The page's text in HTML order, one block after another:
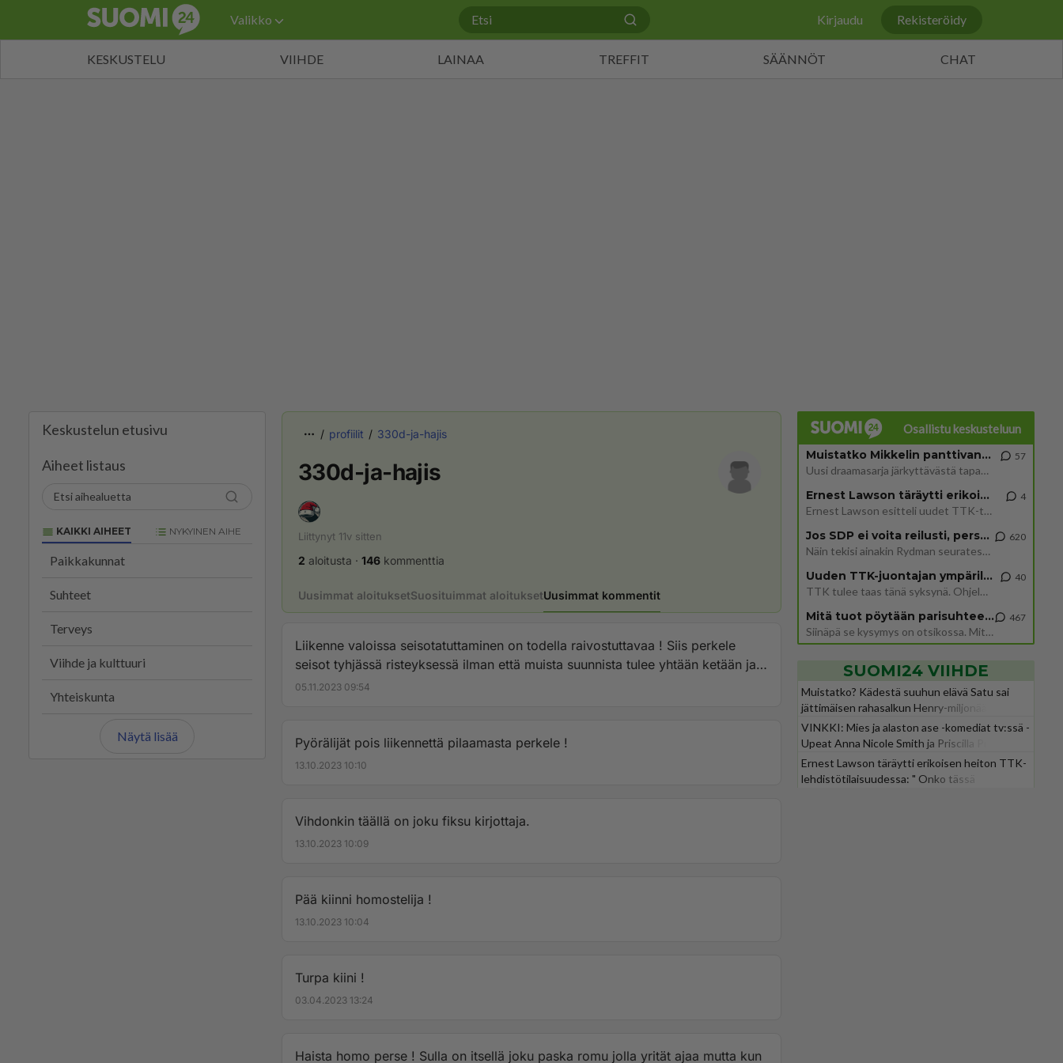
Valikko Kirjaudu Rekisteröidy
KESKUSTELU VIIHDE LAINAA TREFFIT SÄÄNNÖT CHAT
Keskustelun etusivu
Aiheet listaus
KAIKKI AIHEET NYKYINEN AIHE
Paikkakunnat
Suhteet
Terveys
Viihde ja kulttuuri
Yhteiskunta
Näytä lisää
profiilit 330d-ja-hajis
330d-ja-hajis
Liittynyt 11v sitten
2 aloitusta · 146 kommenttia
Uusimmat aloituksetSuosituimmat aloituksetUusimmat kommentit
Liikenne valoissa seisotatuttaminen on todella raivostuttavaa ! Siis perkele
seisot tyhjässä risteyksessä ilman että muista suunnista tulee yhtään ketään ja
hyvin voisit mennä mutta valot on säädety siten perseelteen että muille
missään yhtään ketään jonka mielestä tämä on jotenkin järkevää ja fiksua? Ei
tässä jumalauta ole mitään järkeä perkele ! Pelkkkää kyykytystä byrograattien
05.11.2023 09:54
Pyörälijät pois liikennettä pilaamasta perkele !
13.10.2023 10:10
Vihdonkin täällä on joku fiksu kirjottaja.
13.10.2023 10:09
Pää kiinni homostelija !
13.10.2023 10:04
Turpa kiini !
03.04.2023 13:24
Haista homo perse ! Sulla on itsellä joku paska romu jolla yrität ajaa mutta kun
Osallistu keskusteluun
Muistatko Mikkelin panttivankidraaman?
Uusi draamasarja järkyttävästä tapauksesta on tulossa. Tositapahtumiin perustuva sarja ammentaa vuoden 1986 Mikkelin pan
57
Ernest Lawson täräytti erikoisen heiton TTK-lehdistötilaisuudessa: " Onko tässä tarkoituksena...?"
Ernest Lawson esitteli uudet TTK-tähtioppilaat ja opettajat torstaina 6.8. lehdistölle. Tulevalla kaudella on yksi hausk
4
Jos SDP ei voita reilusti, persut kumoavat demokratian Suomesta
Näin tekisi ainakin Rydman seuratessaan idolinsa Trumpin mallia https://www.is.fi/politiikka/art-2000012187244.html
620
Uuden TTK-juontajan ympärillä epätietoisuus sakenee - Nyt MTV hämmentää soppaa
TTK tulee taas tänä syksynä. Ohjelman uudet tähtioppilaat julkistetaan torstaina 6. elokuuta klo 14 alkavassa lehdistö
40
Mitä tuot pöytään parisuhteessa?
Siinäpä se kysymys on otsikossa. Mitäpä siis tuot/toisit pöytään parisuhteessa? Oletko mies vai nainen? Koetko sen mitä
467
SUOMI24 VIIHDE
Muistatko? Kädestä suuhun elävä Satu sai
jättimäisen rahasalkun Henry-miljonääriltä
VINKKI: Mies ja alaston ase -komediat tv:ssä -
Upeat Anna Nicole Smith ja Priscilla Presley
mukana
Ernest Lawson täräytti erikoisen heiton TTK-
lehdistötilaisuudessa: " Onko tässä